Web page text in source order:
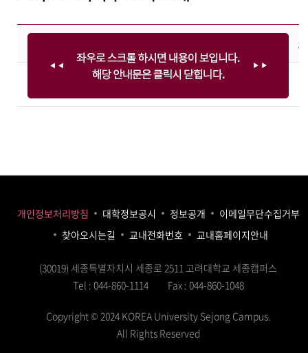
개인정보처리방침 대학정보공시 정보공개
이메일무단수집거부
찾아오시는길
교내전화번호 교내홈페이지안내
(30019) 세종특별자치시 세종로 2511 고려대학교 세종캠퍼스
Tel : 044-860-1114
Fax : 044-860-1048
Copyright © 2024 KOREA University Sejong Campus.
All Rights Reserved